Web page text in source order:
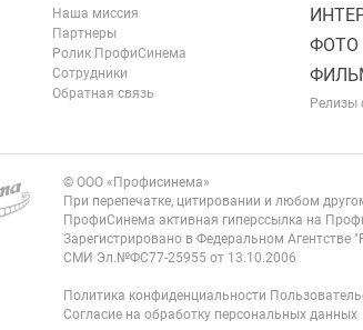
Наша миссия
Партнеры
Ролик ПрофиСинема
Сотрудники
Обратная связь
ФОТО
Релизы
© ООО «Профисинема»
При перепечатке, цитировании и любом
ПрофиСинема активная гиперссылка на
Зарегистрировано в Федеральном Агентстве
СМИ Эл.№ФС77-25955 от 13.10.2006
Политика конфиденциальности
Согласие на обработку персональных данных